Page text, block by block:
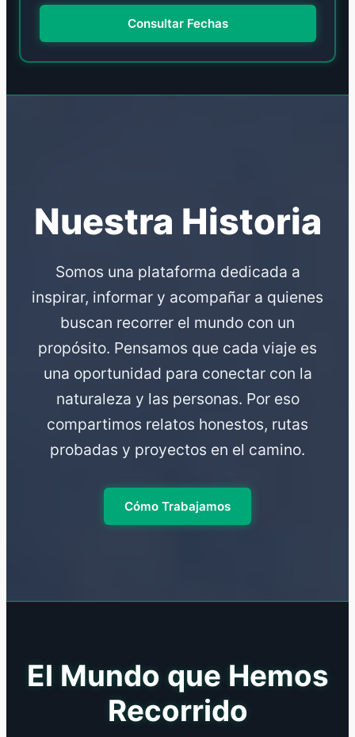
Consultar Fechas
Nuestra Historia
Somos una plataforma dedicada a
inspirar, informar y acompañar a quienes
buscan recorrer el mundo con un
propósito. Pensamos que cada viaje es
una oportunidad para conectar con la
naturaleza y las personas. Por eso
compartimos relatos honestos, rutas
probadas y proyectos en el camino.
Cómo Trabajamos
El Mundo que Hemos
Recorrido